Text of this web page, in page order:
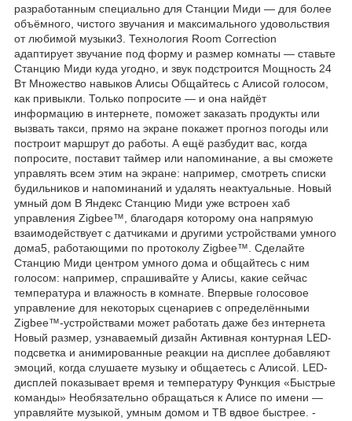
разработанным специально для Станции Миди — для более
объёмного, чистого звучания и максимального удовольствия
от любимой музыки3. Технология Room Correction
адаптирует звучание под форму и размер комнаты — ставьте
Станцию Миди куда угодно, и звук подстроится Мощность 24
Вт Множество навыков Алисы Общайтесь с Алисой голосом,
как привыкли. Только попросите — и она найдёт
информацию в интернете, поможет заказать продукты или
вызвать такси, прямо на экране покажет прогноз погоды или
построит маршрут до работы. А ещё разбудит вас, когда
попросите, поставит таймер или напоминание, а вы сможете
управлять всем этим на экране: например, смотреть списки
будильников и напоминаний и удалять неактуальные. Новый
умный дом В Яндекс Станцию Миди уже встроен хаб
управления Zigbee™, благодаря которому она напрямую
взаимодействует с датчиками и другими устройствами умного
дома5, работающими по протоколу Zigbee™. Сделайте
Станцию Миди центром умного дома и общайтесь с ним
голосом: например, спрашивайте у Алисы, какие сейчас
температура и влажность в комнате. Впервые голосовое
управление для некоторых сценариев с определёнными
Zigbee™-устройствами может работать даже без интернета
Новый размер, узнаваемый дизайн Активная контурная LED-
подсветка и анимированные реакции на дисплее добавляют
эмоций, когда слушаете музыку и общаетесь с Алисой. LED-
дисплей показывает время и температуру Функция «Быстрые
команды» Необязательно обращаться к Алисе по имени —
управляйте музыкой, умным домом и ТВ вдвое быстрее. -